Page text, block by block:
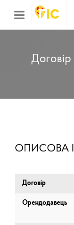
ОПИСОВА
Договір
Орендодавець